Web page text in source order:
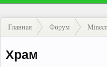
Главная Форум
Храм